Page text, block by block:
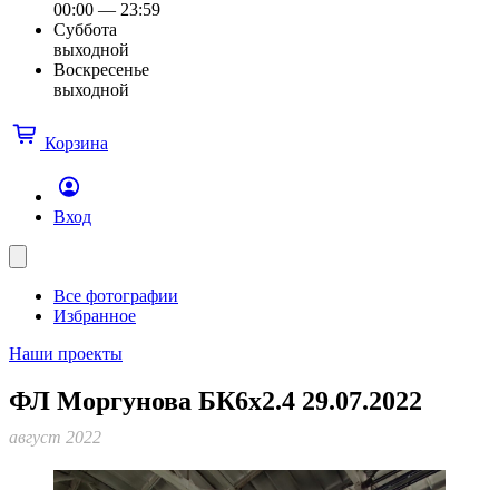
00:00 — 23:59
Суббота
выходной
Воскресенье
выходной
Корзина
Вход
Все фотографии
Избранное
Наши проекты
ФЛ Моргунова БК6х2.4 29.07.2022
август 2022